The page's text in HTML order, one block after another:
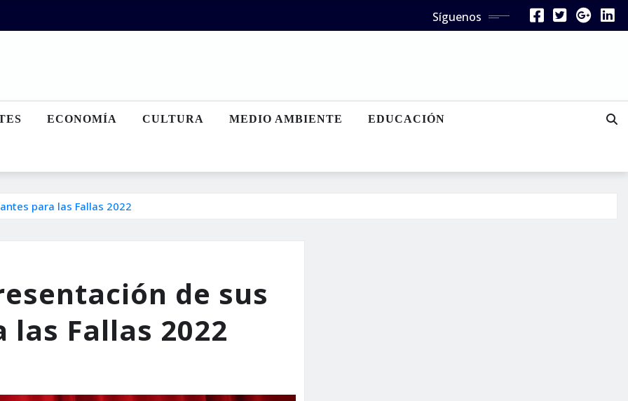
Síguenos
ECONOMÍA CULTURA MEDIO AMBIENTE EDUCACIÓN
para las Fallas 2022
de sus
Fallas 2022